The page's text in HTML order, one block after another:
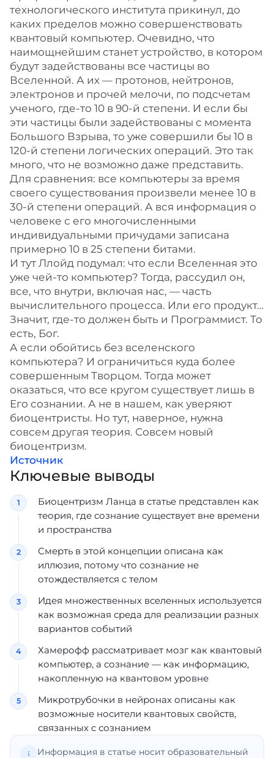
технологического института прикинул, до
каких пределов можно совершенствовать
квантовый компьютер. Очевидно, что
наимощнейшим станет устройство, в котором
будут задействованы все частицы во
Вселенной. А их — протонов, нейтронов,
электронов и прочей мелочи, по подсчетам
ученого, где-то 10 в 90-й степени. И если бы
эти частицы были задействованы с момента
Большого Взрыва, то уже совершили бы 10 в
120-й степени логических операций. Это так
много, что не возможно даже представить.
Для сравнения: все компьютеры за время
своего существования произвели менее 10 в
30-й степени операций. А вся информация о
человеке с его многочисленными
индивидуальными причудами записана
примерно 10 в 25 степени битами.
И тут Ллойд подумал: что если Вселенная это
уже чей-то компьютер? Тогда, рассудил он,
все, что внутри, включая нас, — часть
вычислительного процесса. Или его продукт…
Значит, где-то должен быть и Программист. То
есть, Бог.
А если обойтись без вселенского
компьютера? И ограничиться куда более
совершенным Творцом. Тогда может
оказаться, что все кругом существует лишь в
Его сознании. А не в нашем, как уверяют
биоцентристы. Но тут, наверное, нужна
совсем другая теория. Совсем новый
биоцентризм.
Источник
Ключевые выводы
Биоцентризм Ланца в статье представлен как
теория, где сознание существует вне времени
и пространства
Смерть в этой концепции описана как
иллюзия, потому что сознание не
отождествляется с телом
Идея множественных вселенных используется
как возможная среда для реализации разных
вариантов событий
Хамерофф рассматривает мозг как квантовый
компьютер, а сознание — как информацию,
накопленную на квантовом уровне
Микротрубочки в нейронах описаны как
возможные носители квантовых свойств,
связанных с сознанием
Информация в статье носит образовательный